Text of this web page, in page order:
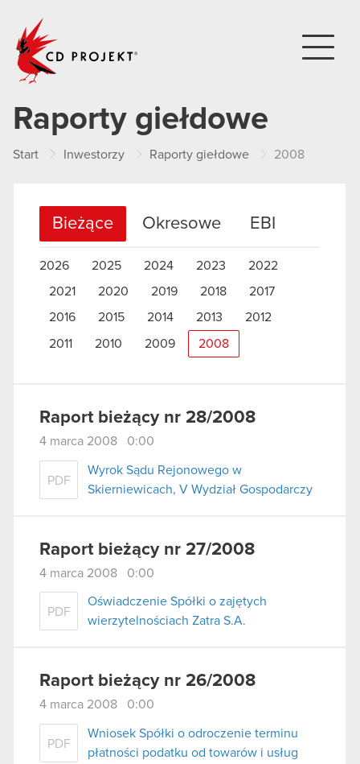
Raporty giełdowe
Start Inwestorzy Raporty giełdowe 2008
Bieżące Okresowe EBI
2026 2025 2024 2023
2022
2021
2020 2019 2018
2017
2016
2015 2014 2013 2012
2011 2010 2009 2008
Raport bieżący nr 28/2008
4 marca 2008 0:00
PDF
Wyrok Sądu Rejonowego w
Skierniewicach, V Wydział Gospodarczy
Raport bieżący nr 27/2008
4 marca 2008 0:00
PDF
Oświadczenie Spółki o zajętych
wierzytelnościach Zatra S.A.
Raport bieżący nr 26/2008
4 marca 2008 0:00
PDF
Wniosek Spółki o odroczenie terminu
płatności podatku od towarów i usług